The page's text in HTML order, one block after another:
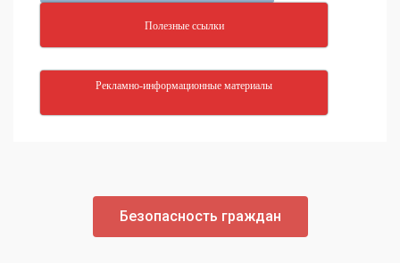
Полезные ссылки
Рекламно-информационные материалы
Безопасность граждан